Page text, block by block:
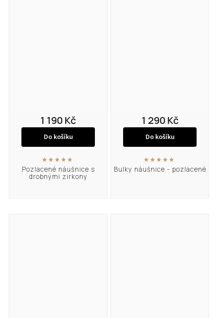
Pozlacené náušnice s
drobnými zirkony
1 190 Kč
Do košíku
Bulky náušnice - pozlacené
1 290 Kč
Do košíku